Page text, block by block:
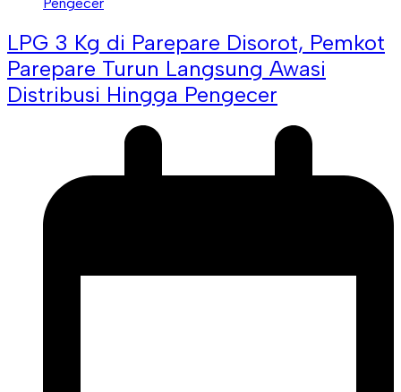
LPG 3 Kg di Parepare Disorot, Pemkot
Parepare Turun Langsung Awasi
Distribusi Hingga Pengecer